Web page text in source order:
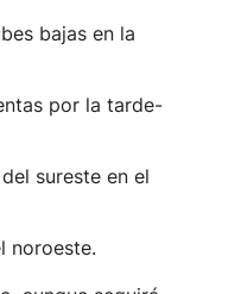
bajas en la
por la tarde-
sureste en el
noroeste.